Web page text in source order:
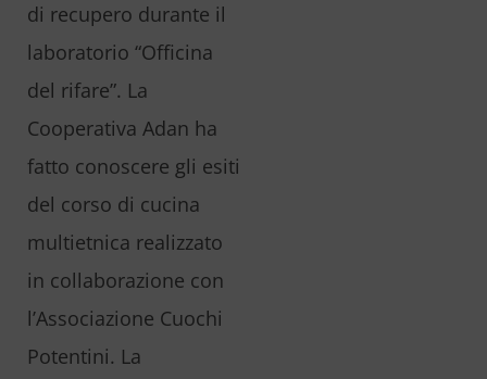
di recupero durante il
laboratorio “Officina
del rifare”. La
Cooperativa Adan ha
fatto conoscere gli esiti
del corso di cucina
multietnica realizzato
in collaborazione con
l’Associazione Cuochi
Potentini. La